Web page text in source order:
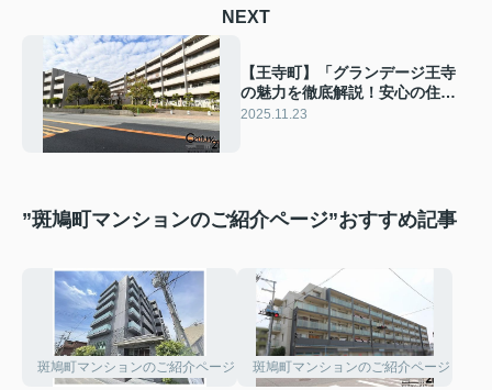
NEXT
【王寺町】「グランデージ王寺
の魅力を徹底解説！安心の住環
境とコストパフォーマンスが光
2025.11.23
”斑鳩町マンションのご紹介ページ”おすすめ記事
斑鳩町マンションのご紹介ページ 斑鳩町マンションのご紹介ページ